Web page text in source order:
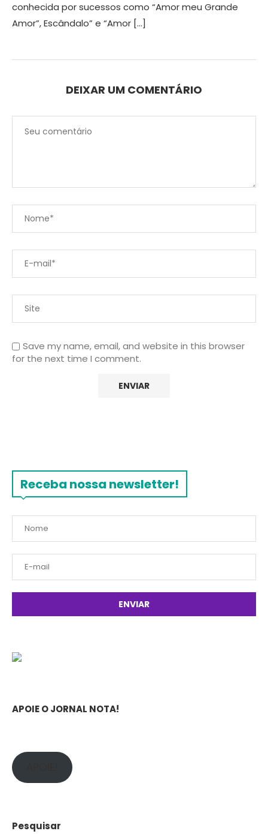
conhecida por sucessos como “Amor meu Grande
Amor”, Escândalo” e “Amor […]
DEIXAR UM COMENTÁRIO
Save my name, email, and website in this browser
for the next time I comment.
Receba nossa newsletter!
APOIE O JORNAL NOTA!
Pesquisar